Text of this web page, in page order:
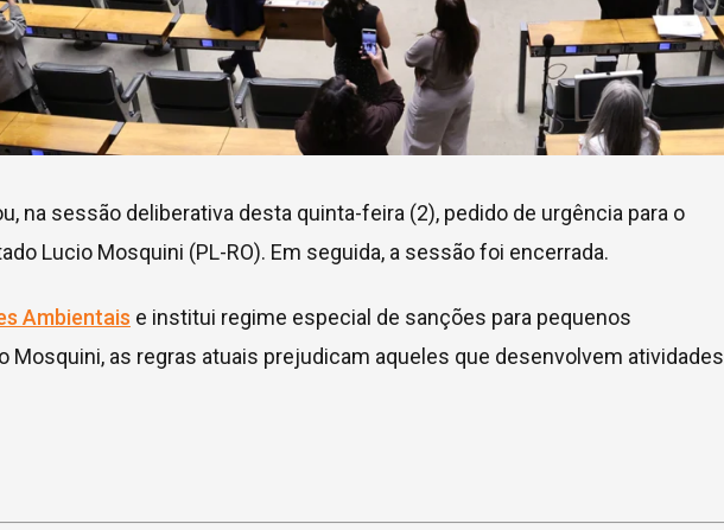
na sessão deliberativa desta quinta-feira (2), pedido de urgência para o
Lucio Mosquini (PL-RO). Em seguida, a sessão foi encerrada.
Ambientais e institui regime especial de sanções para pequenos
Mosquini, as regras atuais prejudicam aqueles que desenvolvem atividades